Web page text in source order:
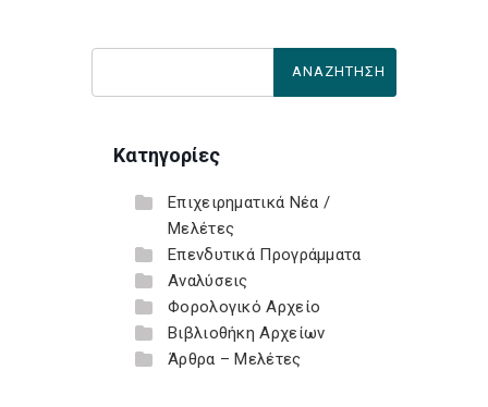
Κατηγορίες
Επιχειρηματικά Νέα /
Μελέτες
Επενδυτικά Προγράμματα
Αναλύσεις
Φορολογικό Αρχείο
Βιβλιοθήκη Αρχείων
Άρθρα – Μελέτες